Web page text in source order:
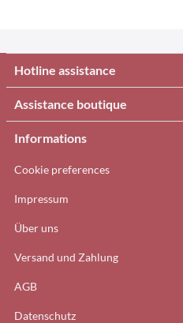
Hotline assistance
Assistance boutique
Informations
Cookie preferences
Impressum
Über uns
Versand und Zahlung
AGB
Datenschutz